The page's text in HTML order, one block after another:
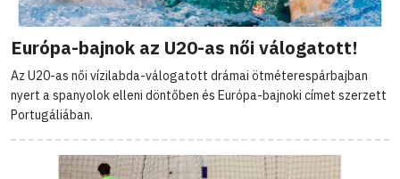
Európa-bajnok az U20-as női válogatott!
Az U20-as női vízilabda-válogatott drámai ötméterespárbajban
nyert a spanyolok elleni döntőben és Európa-bajnoki címet szerzett
Portugáliában.